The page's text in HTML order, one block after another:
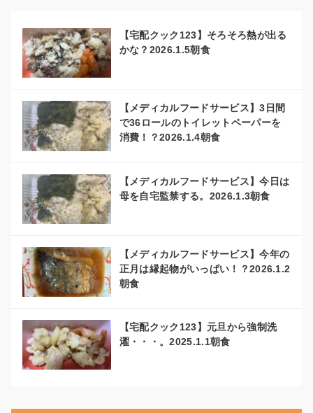
【宅配クック123】そろそろ熱が出る
かな？2026.1.5朝食
【メディカルフードサービス】3日間
で36ロールのトイレットペーパーを
消費！？2026.1.4朝食
【メディカルフードサービス】今日は
母を自宅監禁する。2026.1.3朝食
【メディカルフードサービス】今年の
正月は縁起物がいっぱい！？2026.1.2
朝食
【宅配クック123】元旦から強制洗
濯・・・。2025.1.1朝食